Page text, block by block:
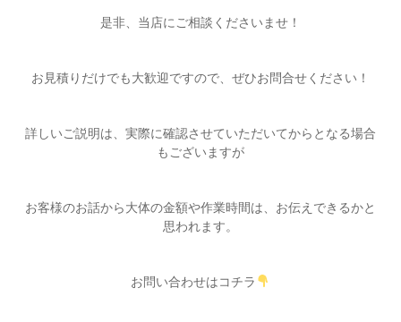
是非、当店にご相談くださいませ！
お見積りだけでも大歓迎ですので、ぜひお問合せください！
詳しいご説明は、実際に確認させていただいてからとなる場合
もございますが
お客様のお話から大体の金額や作業時間は、お伝えできるかと
思われます。
お問い合わせはコチラ